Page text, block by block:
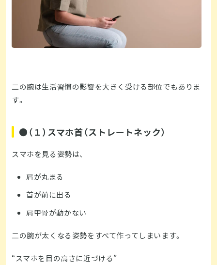
二の腕は生活習慣の影響を大きく受ける部位でもありま
す。
●（１）スマホ首（ストレートネック）
スマホを見る姿勢は、
肩が丸まる
首が前に出る
肩甲骨が動かない
二の腕が太くなる姿勢をすべて作ってしまいます。
“スマホを目の高さに近づける”